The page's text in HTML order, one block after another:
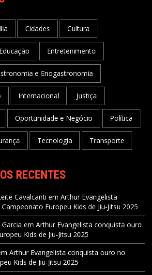
Cidades Cultura
Educação Entretenimento
e Enogastronomia
Internacional Justiça
Oportunidade e Negócio Política
Tecnologia Transporte
RECENTES
Cavalcanti em Arthur Evangelista
Europeu Kids de Jiu-Jitsu 2025
em Arthur Evangelista conquista ouro
Kids de Jiu-Jitsu 2025
Arthur Evangelista conquista ouro no
Kids de Jiu-Jitsu 2025